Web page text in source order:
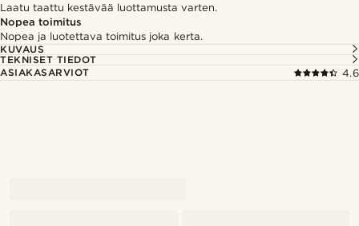
Laatu taattu kestävää luottamusta varten.
Nopea toimitus
Nopea ja luotettava toimitus joka kerta.
KUVAUS
TEKNISET TIEDOT
ASIAKASARVIOT
4.6